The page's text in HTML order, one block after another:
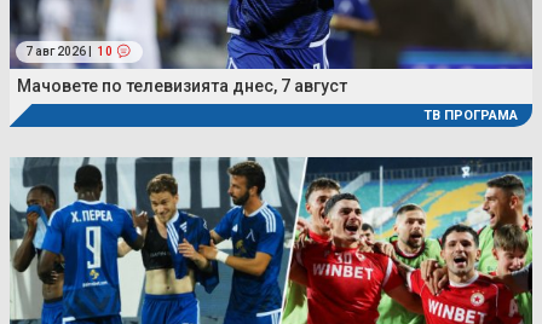
7 авг 2026 | 10
Мачовете по телевизията днес, 7 август
ТВ ПРОГРАМА